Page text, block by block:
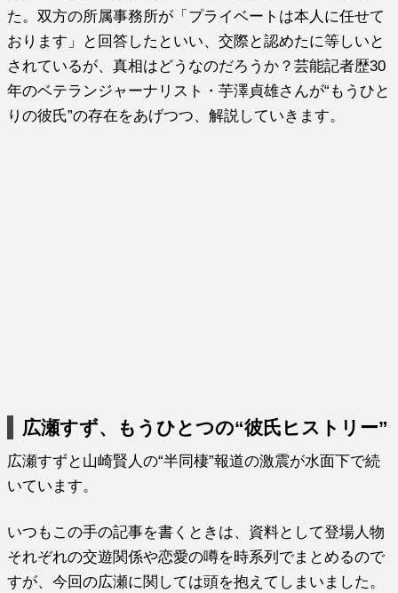
た。双方の所属事務所が「プライベートは本人に任せて
おります」と回答したといい、交際と認めたに等しいと
されているが、真相はどうなのだろうか？芸能記者歴30
年のベテランジャーナリスト・芋澤貞雄さんが“もうひと
りの彼氏”の存在をあげつつ、解説していきます。
広瀬すず、もうひとつの“彼氏ヒストリー”
広瀬すずと山崎賢人の“半同棲”報道の激震が水面下で続
いています。
いつもこの手の記事を書くときは、資料として登場人物
それぞれの交遊関係や恋愛の噂を時系列でまとめるので
すが、今回の広瀬に関しては頭を抱えてしまいました。